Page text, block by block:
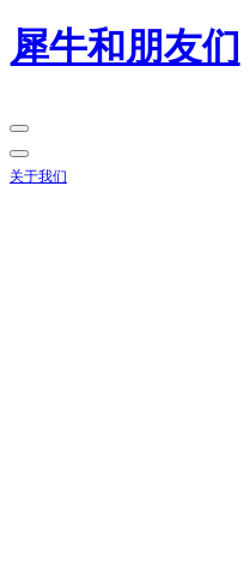
犀牛和朋友们
关于我们